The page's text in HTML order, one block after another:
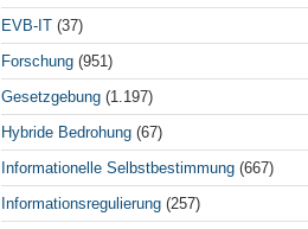
EVB-IT (37)
Forschung (951)
Gesetzgebung (1.197)
Hybride Bedrohung (67)
Informationelle Selbstbestimmung (667)
Informationsregulierung (257)